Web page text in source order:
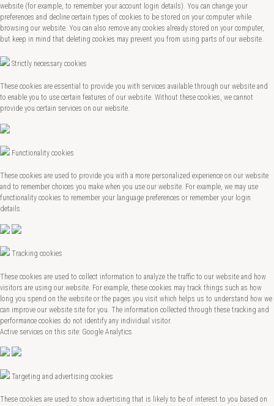
website (for example, to remember your account login details). You can change your
preferences and decline certain types of cookies to be stored on your computer while
browsing our website. You can also remove any cookies already stored on your computer,
but keep in mind that deleting cookies may prevent you from using parts of our website.
Strictly necessary cookies
These cookies are essential to provide you with services available through our website and
to enable you to use certain features of our website. Without these cookies, we cannot
provide you certain services on our website.
Functionality cookies
These cookies are used to provide you with a more personalized experience on our website
and to remember choices you make when you use our website. For example, we may use
functionality cookies to remember your language preferences or remember your login
details.
Tracking cookies
These cookies are used to collect information to analyze the traffic to our website and how
visitors are using our website. For example, these cookies may track things such as how
long you spend on the website or the pages you visit which helps us to understand how we
can improve our website site for you. The information collected through these tracking and
performance cookies do not identify any individual visitor.
Active services on this site: Google Analytics
Targeting and advertising cookies
These cookies are used to show advertising that is likely to be of interest to you based on